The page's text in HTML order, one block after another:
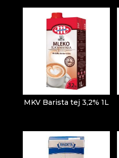
MKV Barista tej 3,2% 1L